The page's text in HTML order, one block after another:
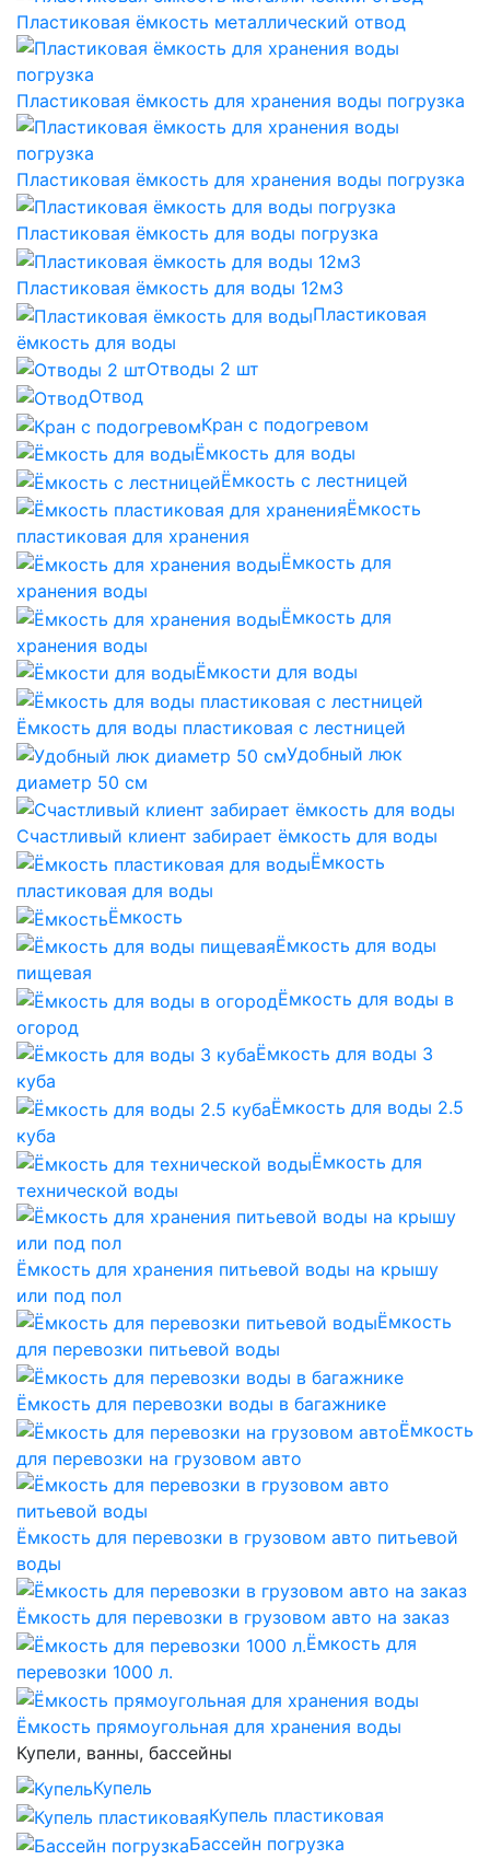
Пластиковая ёмкость металлический отвод
Пластиковая ёмкость для хранения воды погрузка
Пластиковая ёмкость для хранения воды погрузка
Пластиковая ёмкость для воды погрузка
Пластиковая ёмкость для воды 12м3
Пластиковая
ёмкость для воды
Отводы 2 шт
Отвод
Кран с подогревом
Ёмкость для воды
Ёмкость с лестницей
Ёмкость
пластиковая для хранения
Ёмкость для
хранения воды
Ёмкость для
хранения воды
Ёмкости для воды
Ёмкость для воды пластиковая с лестницей
Удобный люк
диаметр 50 см
Счастливый клиент забирает ёмкость для воды
Ёмкость
пластиковая для воды
Ёмкость
Ёмкость для воды
пищевая
Ёмкость для воды в
огород
Ёмкость для воды 3
куба
Ёмкость для воды 2.5
куба
Ёмкость для
технической воды
Ёмкость для хранения питьевой воды на крышу
или под пол
Ёмкость
для перевозки питьевой воды
Ёмкость для перевозки воды в багажнике
Ёмкость
для перевозки на грузовом авто
Ёмкость для перевозки в грузовом авто питьевой
воды
Ёмкость для перевозки в грузовом авто на заказ
Ёмкость для
перевозки 1000 л.
Ёмкость прямоугольная для хранения воды
Купели, ванны, бассейны
Купель
Купель пластиковая
Бассейн погрузка